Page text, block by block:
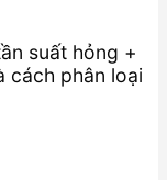
suất hỏng +
cách phân loại